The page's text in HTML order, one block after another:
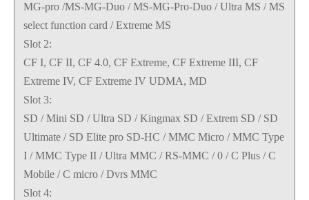
MG-pro /MS-MG-Duo / MS-MG-Pro-Duo / Ultra MS / MS
select function card / Extreme MS
Slot 2:
CF I, CF II, CF 4.0, CF Extreme, CF Extreme III, CF
Extreme IV, CF Extreme IV UDMA, MD
Slot 3:
SD / Mini SD / Ultra SD / Kingmax SD / Extrem SD / SD
Ultimate / SD Elite pro SD-HC / MMC Micro / MMC Type
I / MMC Type II / Ultra MMC / RS-MMC / 0 / C Plus / C
Mobile / C micro / Dvrs MMC
Slot 4: